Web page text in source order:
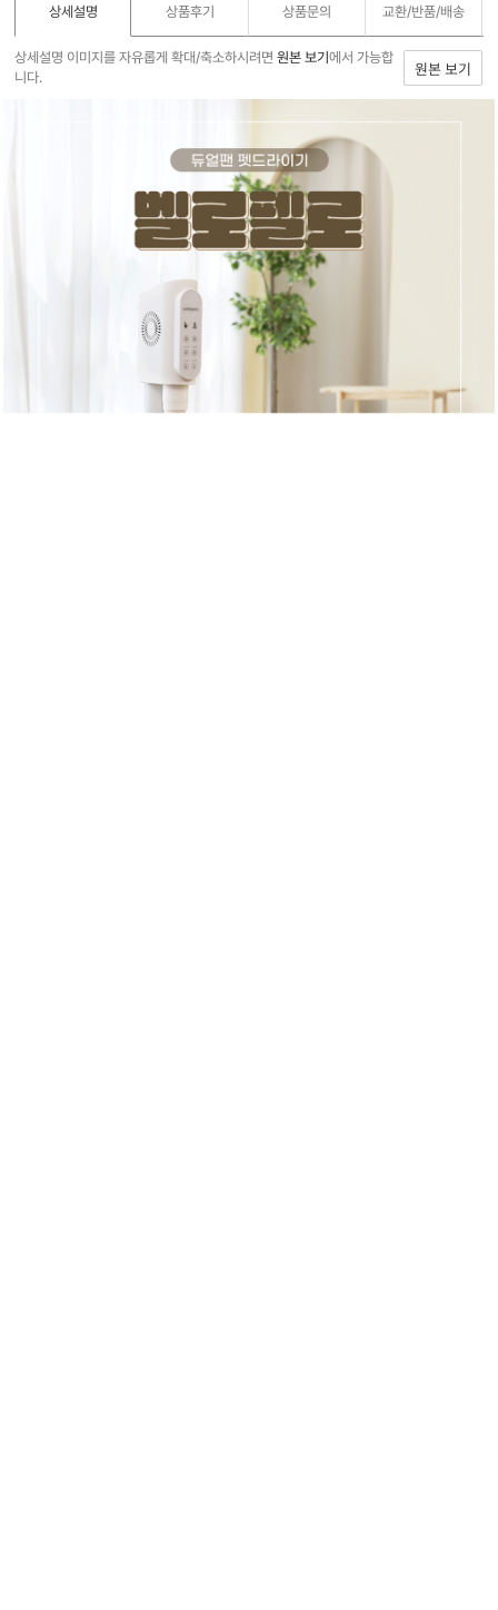
상세설명 상품후기 상품문의 교환/반품/배송
상세설명 이미지를 자유롭게 확대/축소하시려면원본 보기에서 가능합
니다.
원본 보기